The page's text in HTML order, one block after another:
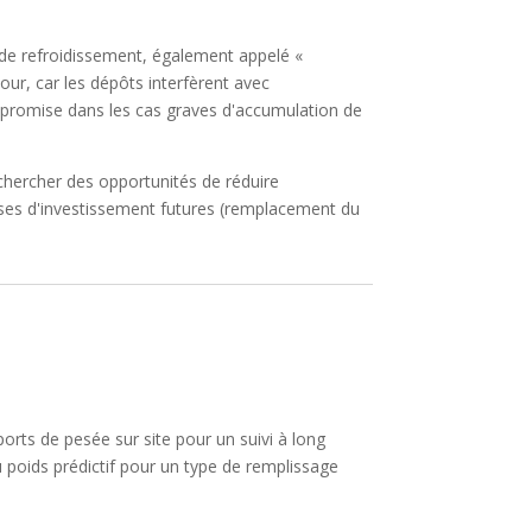
refroidissement, également appelé «
car les dépôts interfèrent avec
dans les cas graves d'accumulation de
des opportunités de réduire
d'investissement futures (remplacement du
de pesée sur site pour un suivi à long
prédictif pour un type de remplissage